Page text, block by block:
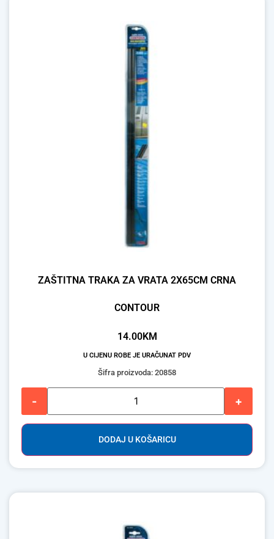
ZAŠTITNA TRAKA ZA VRATA 2X65CM CRNA
CONTOUR
14.00KM
U CIJENU ROBE JE URAČUNAT PDV
Šifra proizvoda: 20858
- +
DODAJ U KOŠARICU